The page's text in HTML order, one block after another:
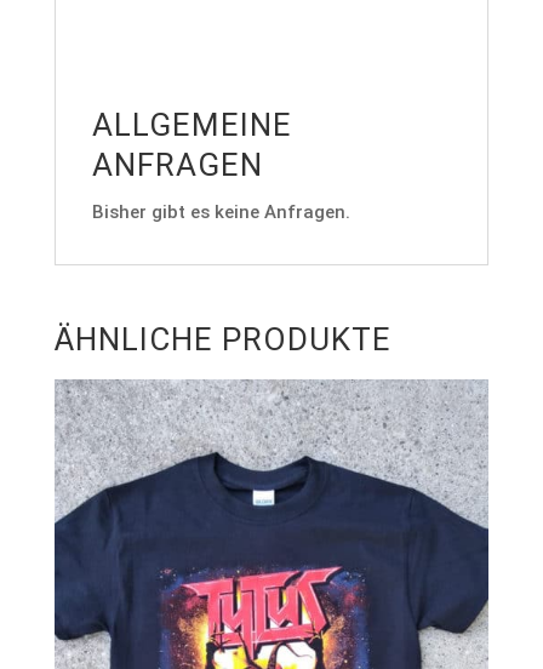
ALLGEMEINE
ANFRAGEN
Bisher gibt es keine Anfragen.
ÄHNLICHE PRODUKTE